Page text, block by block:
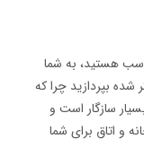
هستید، به شما
شده بپردازید چرا که
سازگار است و
و اتاق برای شما